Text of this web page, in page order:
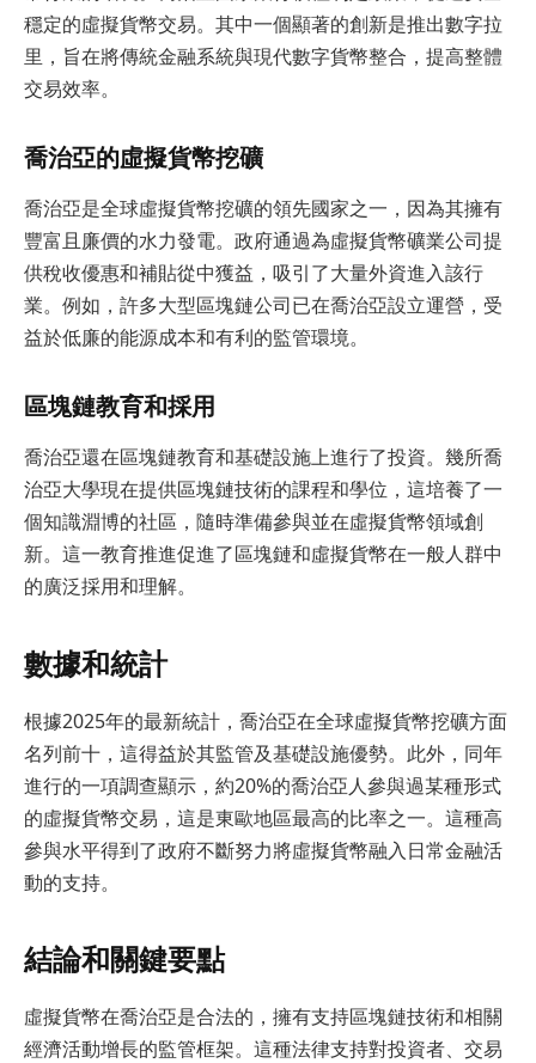
穩定的虛擬貨幣交易。其中一個顯著的創新是推出數字拉
里，旨在將傳統金融系統與現代數字貨幣整合，提高整體
交易效率。
喬治亞的虛擬貨幣挖礦
喬治亞是全球虛擬貨幣挖礦的領先國家之一，因為其擁有
豐富且廉價的水力發電。政府通過為虛擬貨幣礦業公司提
供稅收優惠和補貼從中獲益，吸引了大量外資進入該行
業。例如，許多大型區塊鏈公司已在喬治亞設立運營，受
益於低廉的能源成本和有利的監管環境。
區塊鏈教育和採用
喬治亞還在區塊鏈教育和基礎設施上進行了投資。幾所喬
治亞大學現在提供區塊鏈技術的課程和學位，這培養了一
個知識淵博的社區，隨時準備參與並在虛擬貨幣領域創
新。這一教育推進促進了區塊鏈和虛擬貨幣在一般人群中
的廣泛採用和理解。
數據和統計
根據2025年的最新統計，喬治亞在全球虛擬貨幣挖礦方面
名列前十，這得益於其監管及基礎設施優勢。此外，同年
進行的一項調查顯示，約20%的喬治亞人參與過某種形式
的虛擬貨幣交易，這是東歐地區最高的比率之一。這種高
參與水平得到了政府不斷努力將虛擬貨幣融入日常金融活
動的支持。
結論和關鍵要點
虛擬貨幣在喬治亞是合法的，擁有支持區塊鏈技術和相關
經濟活動增長的監管框架。這種法律支持對投資者、交易